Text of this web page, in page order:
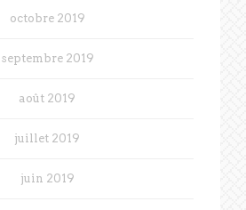
octobre 2019
septembre 2019
août 2019
juillet 2019
juin 2019